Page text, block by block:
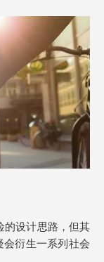
的设计思路，但其
会衍生一系列社会